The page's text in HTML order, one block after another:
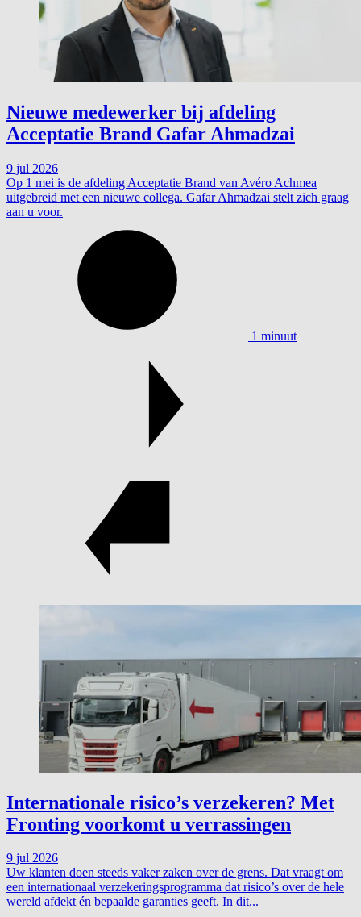
Nieuwe medewerker bij afdeling
Acceptatie Brand Gafar Ahmadzai
9 jul 2026
Op 1 mei is de afdeling Acceptatie Brand van Avéro Achmea
uitgebreid met een nieuwe collega. Gafar Ahmadzai stelt zich graag
aan u voor.
1 minuut
Internationale risico’s verzekeren? Met
Fronting voorkomt u verrassingen
9 jul 2026
Uw klanten doen steeds vaker zaken over de grens. Dat vraagt om
een internationaal verzekeringsprogramma dat risico’s over de hele
wereld afdekt én bepaalde garanties geeft. In dit...